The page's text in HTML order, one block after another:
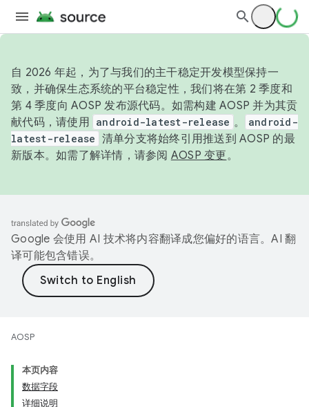
自 2026 年起，为了与我们的主干稳定开发模型保持一
致，并确保生态系统的平台稳定性，我们将在第 2 季度和
第 4 季度向 AOSP 发布源代码。如需构建 AOSP 并为其贡
献代码，请使用 android-latest-release 。
android-
latest-release 清单分支将始终引用推送到 AOSP 的最
新版本。如需了解详情，请参阅 AOSP 变更。
Google 会使用 AI 技术将内容翻译成您偏好的语言。AI 翻
译可能包含错误。
AOSP
本页内容
数据字段
详细说明